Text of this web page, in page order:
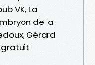
VK, La
de la
Gérard
gratuit